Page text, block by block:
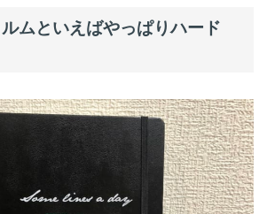
ムといえばやっぱりハード